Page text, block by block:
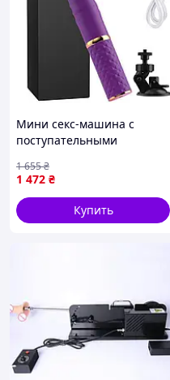
Мини секс-машина с
поступательными
Фиолетовый
1 472 ₴
1 655₴
Купить